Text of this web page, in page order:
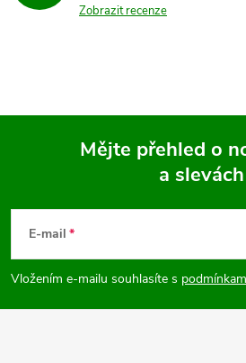
Zobrazit recenze
p
Mějte přehled o
a slevách
E-mail
Vložením e-mailu souhlasíte s